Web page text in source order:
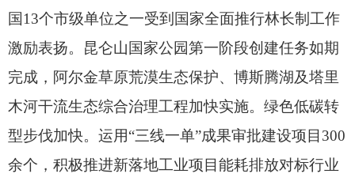
国13个市级单位之一受到国家全面推行林长制工作
激励表扬。 昆仑山国家公园第一阶段创建任务如期
完成， 阿尔金草原荒漠生态保护、 博斯腾湖及塔里
木河干流生态综合治理工程加快实施。 绿色低碳转
型步伐加快。 运用“三线一单”成果审批建设项目300
余个， 积极推进新落地工业项目能耗排放对标行业